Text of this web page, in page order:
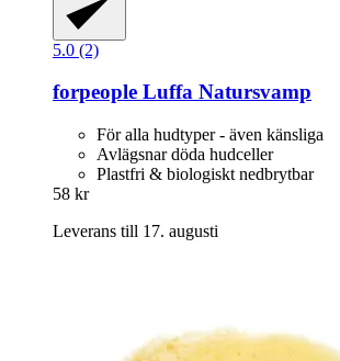
5.0 (2)
forpeople Luffa Natursvamp
För alla hudtyper - även känsliga
Avlägsnar döda hudceller
Plastfri & biologiskt nedbrytbar
58 kr
Leverans till 17. augusti